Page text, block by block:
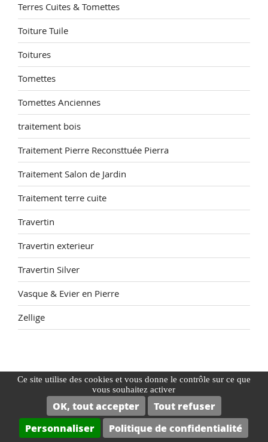
Ce site utilise des cookies et vous donne le contrôle sur ce que
vous souhaitez activer
OK, tout accepter
Tout refuser
Personnaliser
Politique de confidentialité
Terres Cuites & Tomettes
Toiture Tuile
Toitures
Tomettes
Tomettes Anciennes
traitement bois
Traitement Pierre Reconsttuée Pierra
Traitement Salon de Jardin
Traitement terre cuite
Travertin
Travertin exterieur
Travertin Silver
Vasque & Evier en Pierre
Zellige
NOS MEILLEURS PRODUITS